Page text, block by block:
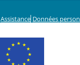
Assistance Données